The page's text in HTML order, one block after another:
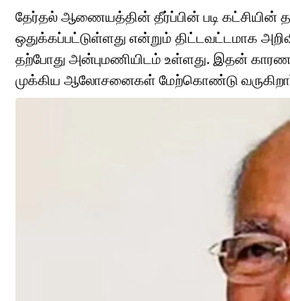
தேர்தல் ஆணையத்தின் தீர்ப்பின் படி
ஒதுக்கப்பட்டுள்ளது என்றும் திட்டவட்டமாக
தற்போது அன்புமணியிடம் உள்ளது. இதன்
முக்கிய ஆலோசனைகள் மேற்கொண்டு